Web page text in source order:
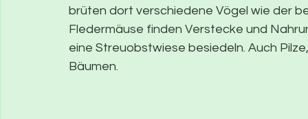
brüten dort verschiedene Vögel wie der
Fledermäuse finden Verstecke und
eine Streuobstwiese besiedeln. Auch
Bäumen.